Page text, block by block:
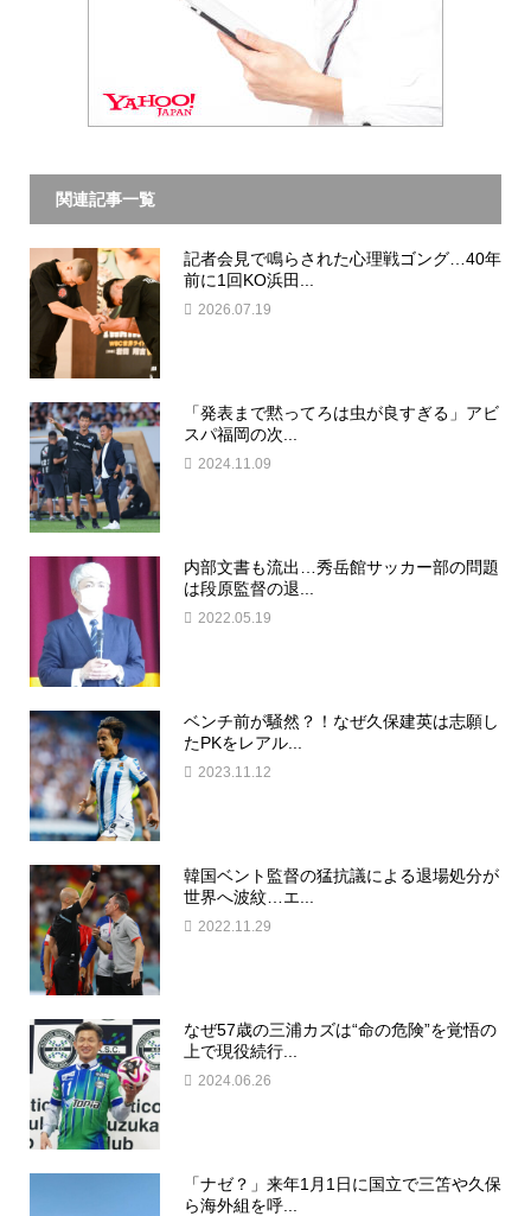
関連記事一覧
記者会見で鳴らされた心理戦ゴング…40年
前に1回KO浜田...
2026.07.19
「発表まで黙ってろは虫が良すぎる」アビ
スパ福岡の次...
2024.11.09
内部文書も流出…秀岳館サッカー部の問題
は段原監督の退...
2022.05.19
ベンチ前が騒然？！なぜ久保建英は志願し
たPKをレアル...
2023.11.12
韓国ベント監督の猛抗議による退場処分が
世界へ波紋…エ...
2022.11.29
なぜ57歳の三浦カズは“命の危険”を覚悟の
上で現役続行...
2024.06.26
「ナゼ？」来年1月1日に国立で三笘や久保
ら海外組を呼...